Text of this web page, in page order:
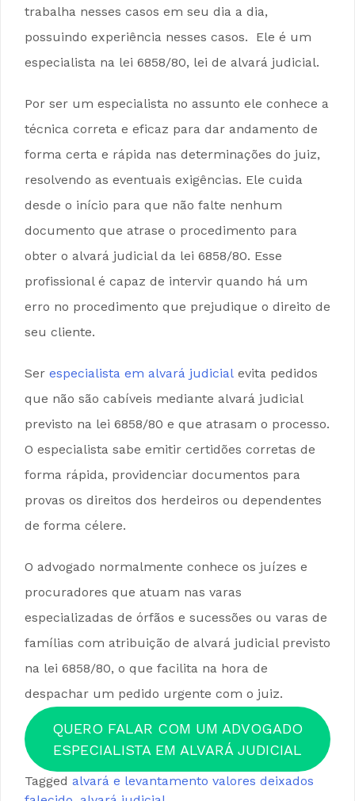
trabalha nesses casos em seu dia a dia,
possuindo experiência nesses casos. Ele é um
especialista na lei 6858/80, lei de alvará judicial.
Por ser um especialista no assunto ele conhece a
técnica correta e eficaz para dar andamento de
forma certa e rápida nas determinações do juiz,
resolvendo as eventuais exigências. Ele cuida
desde o início para que não falte nenhum
documento que atrase o procedimento para
obter o alvará judicial da lei 6858/80. Esse
profissional é capaz de intervir quando há um
erro no procedimento que prejudique o direito de
seu cliente.
Ser especialista em alvará judicial evita pedidos
que não são cabíveis mediante alvará judicial
previsto na lei 6858/80 e que atrasam o processo.
O especialista sabe emitir certidões corretas de
forma rápida, providenciar documentos para
provas os direitos dos herdeiros ou dependentes
de forma célere.
O advogado normalmente conhece os juízes e
procuradores que atuam nas varas
especializadas de órfãos e sucessões ou varas de
famílias com atribuição de alvará judicial previsto
na lei 6858/80, o que facilita na hora de
despachar um pedido urgente com o juiz.
QUERO FALAR COM UM ADVOGADO
ESPECIALISTA EM ALVARÁ JUDICIAL
Tagged alvará e levantamento valores deixados